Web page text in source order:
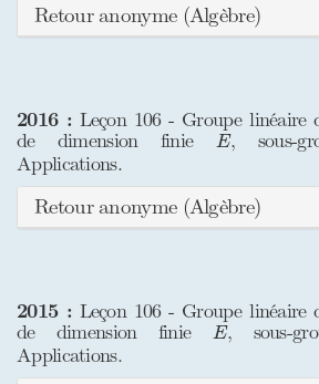
Retour anonyme (Algèbre)
2016 : Leçon 106 - Groupe linéaire
de dimension finie
E
E, sous-
Applications.
Retour anonyme (Algèbre)
2015 : Leçon 106 - Groupe linéaire
de dimension finie
E
E, sous-
Applications.